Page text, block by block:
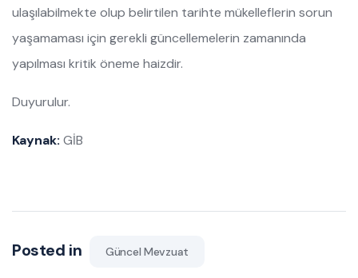
ulaşılabilmekte olup belirtilen tarihte mükelleflerin sorun
yaşamaması için gerekli güncellemelerin zamanında
yapılması kritik öneme haizdir.
Duyurulur.
Kaynak: GİB
Posted in Güncel Mevzuat